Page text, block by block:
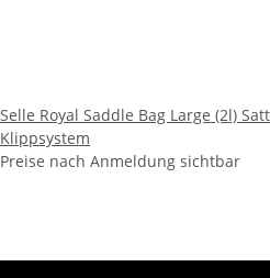
Selle Royal Saddle Bag Large (2l)
Klippsystem
Preise nach Anmeldung sichtbar